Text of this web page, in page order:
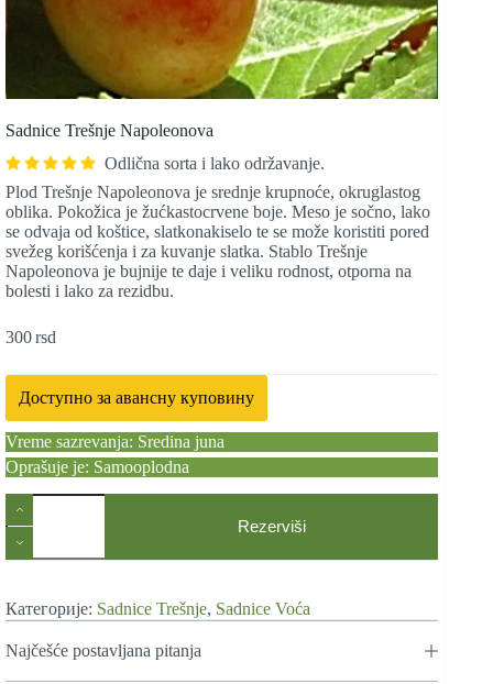
Sadnice Trešnje Napoleonova
Odlična sorta i lako održavanje.
Plod Trešnje Napoleonova je srednje krupnoće, okruglastog
oblika. Pokožica je žućkastocrvene boje. Meso je sočno, lako
se odvaja od koštice, slatkonakiselo te se može koristiti pored
svežeg korišćenja i za kuvanje slatka. Stablo Trešnje
Napoleonova je bujnije te daje i veliku rodnost, otporna na
bolesti i lako za rezidbu.
300rsd
Доступно за авансну куповину
Vreme sazrevanja: Sredina juna
Oprašuje je: Samooplodna
Sadnice
Napoleonova
количина
Rezerviši
Категорије: Sadnice Trešnje, Sadnice Voća
Najčešće postavljana pitanja